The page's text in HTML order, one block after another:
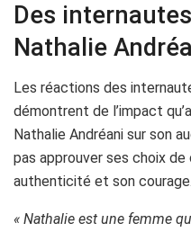
Des
Nathalie
Les réactions des
démontrent de l’impact
Nathalie Andréani sur son
pas approuver ses choix
authenticité et son courage.
« Nathalie est une femme